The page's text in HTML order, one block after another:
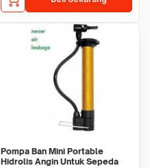
Pompa Ban Mini Portable
Hidrolis Angin Untuk Sepeda